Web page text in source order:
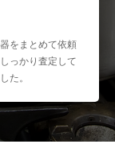
をまとめて依頼
っかり査定して
た。